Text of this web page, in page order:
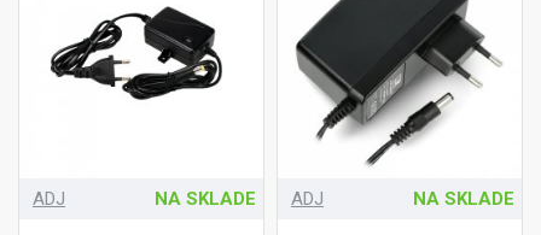
ADJ NA SKLADE ADJ NA SKLADE